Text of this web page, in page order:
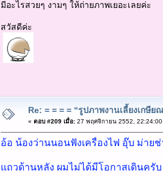
มีอะไรสวยๆ งามๆ ให้ถ่ายภาพเยอะเลยค่ะ
สวัสดีค่ะ
Re: = = = = “รูปภาพงานเลี้ยงเกษี
« ตอบ #209 เมื่อ:27 พฤศจิกายน 2552, 22:24:00
อ้อ น้องว่านนอนฟังเครื่องไฟ อุ๊บ ม่ายช่
แถวด้านหลัง ผมไม่ได้มีโอกาสเดินครับ